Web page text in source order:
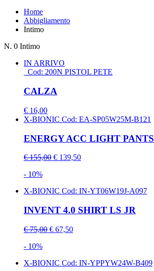
Home
Abbigliamento
Intimo
N. 0 Intimo
IN ARRIVO
Cod: 200N PISTOL PETE
CALZA
€ 16,00
X-BIONIC Cod: EA-SP05W25M-B121
ENERGY ACC LIGHT PANTS
€ 155,00 € 139,50
- 10%
X-BIONIC Cod: IN-YT06W19J-A097
INVENT 4.0 SHIRT LS JR
€ 75,00 € 67,50
- 10%
X-BIONIC Cod: IN-YPPYW24W-B409